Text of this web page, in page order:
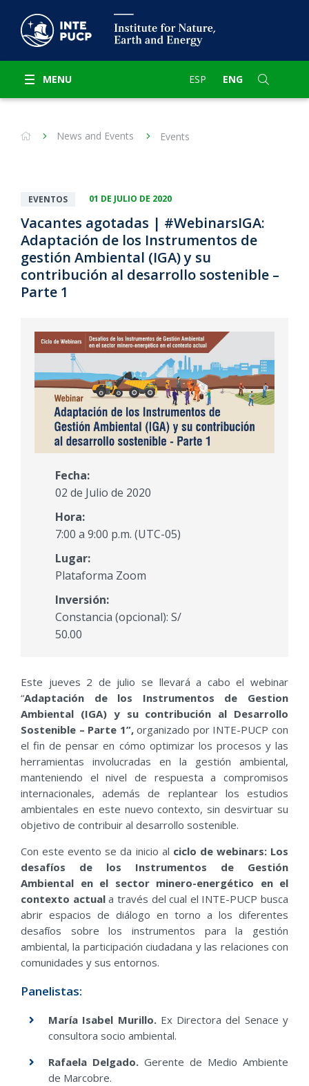
MENU ESP ENG
News and Events Events
EVENTOS 01 DE JULIO DE 2020
Vacantes agotadas | #WebinarsIGA:
Adaptación de los Instrumentos de
gestión Ambiental (IGA) y su
contribución al desarrollo sostenible –
Parte 1
Fecha:
02 de Julio de 2020
Hora:
7:00 a 9:00 p.m. (UTC-05)
Lugar:
Plataforma Zoom
Inversión:
Constancia (opcional): S/
50.00
Este jueves 2 de julio se llevará a cabo el webinar
“Adaptación de los Instrumentos de Gestion
Ambiental (IGA) y su contribución al Desarrollo
Sostenible – Parte 1”,organizado por INTE-PUCP con
el fin de pensar en cómo optimizar los procesos y las
herramientas involucradas en la gestión ambiental,
manteniendo el nivel de respuesta a compromisos
internacionales, además de replantear los estudios
ambientales en este nuevo contexto, sin desvirtuar su
objetivo de contribuir al desarrollo sostenible.
Con este evento se da inicio al ciclo de webinars: Los
desafíos de los Instrumentos de Gestión
Ambiental en el sector minero-energético en el
contexto actuala través del cual el INTE-PUCP busca
abrir espacios de diálogo en torno a los diferentes
desafíos sobre los instrumentos para la gestión
ambiental, la participación ciudadana y las relaciones con
comunidades y sus entornos.
Panelistas:
María Isabel Murillo. Ex Directora del Senace y
consultora socio ambiental.
Rafaela Delgado. Gerente de Medio Ambiente
de Marcobre.